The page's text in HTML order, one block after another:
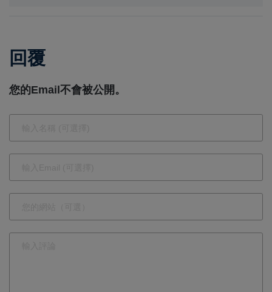
會與法律責
任 應主動
修改演算法
阻絕詐騙貼
文 保障合
法用戶權益
回覆
您的Email不會被公開。